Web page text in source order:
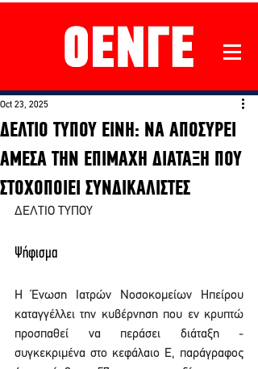
ΔΕΛΤΙΟ ΤΥΠΟΥ ΕΙΝΗ: ΝΑ ΑΠΟΣΥΡΕΙ
ΑΜΕΣΑ ΤΗΝ ΕΠΙΜΑΧΗ ΔΙΑΤΑΞΗ ΠΟΥ
ΣΤΟΧΟΠΟΙΕΙ ΣΥΝΔΙΚΑΛΙΣΤΕΣ
Oct 23, 2025
ΔΕΛΤΙΟ ΤΥΠΟΥ
Ψήφισμα
H Ένωση Ιατρών Νοσοκομείων Ηπείρου
καταγγέλλει την κυβέρνηση που εν κρυπτώ
προσπαθεί να περάσει διάταξη -
συγκεκριμένα στο κεφάλαιο Ε, παράγραφος